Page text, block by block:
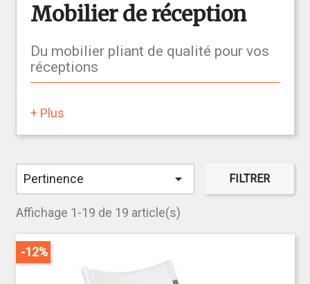
Mobilier de réception
Du mobilier pliant de qualité pour vos
réceptions
Que vous ayez besoin d'un mange-debout pour une
réception ou bien pour toute l'année dans une de
résistant, de qualité et au design agréable. Idéal
ou bien pour redécorer votre restaurant, un
Bartscher permet d'obtenir un style chic et efficace.
Conçue en plastique dur, unetable pliableoffrira un
gain de place important. Doté d'une facilité de
transport mais aussi d'entretien, un mobilier pliant
+ Plus
Pertinence  FILTRER
Affichage 1-19 de 19 article(s)
-12%